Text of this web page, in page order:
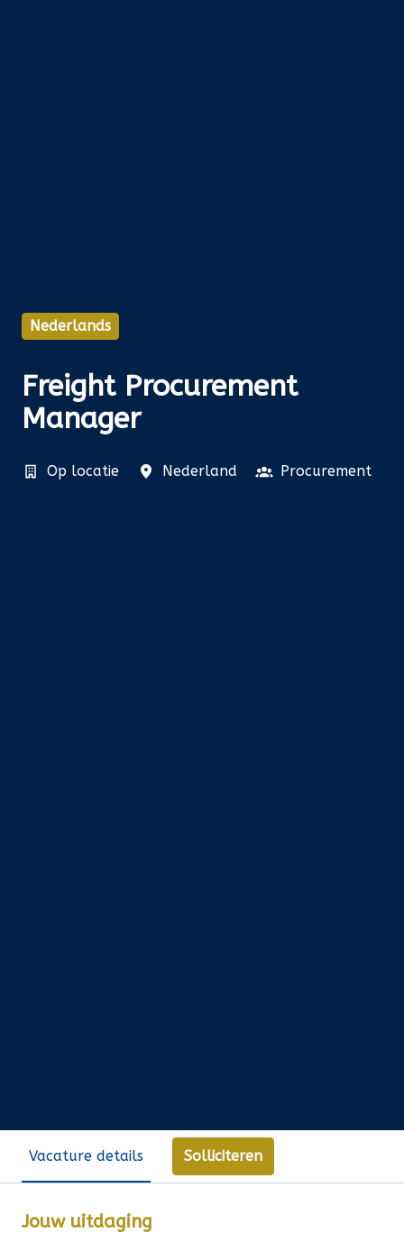
Nederlands
Freight Procurement
Manager
Op locatie Nederland Procurement
Vacature details Solliciteren
Jouw uitdaging